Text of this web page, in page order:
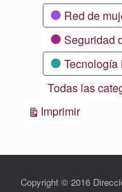
Red de
Seguridad
Tecnología
Todas las
ImprimirVistas
Copyright © 2016